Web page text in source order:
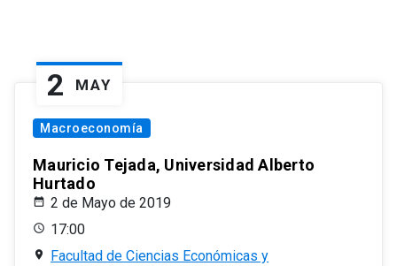
2 MAY
Macroeconomía
Mauricio Tejada, Universidad Alberto
Hurtado
2 de Mayo de 2019
17:00
Facultad de Ciencias Económicas y